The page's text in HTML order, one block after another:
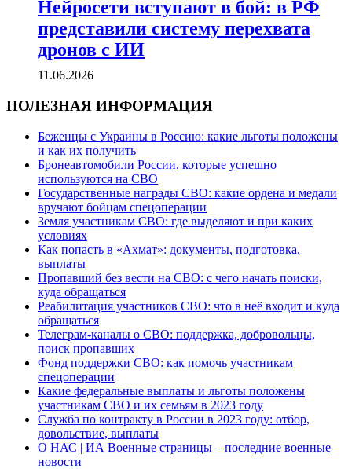
Нейросети вступают в бой: в РФ
представили систему перехвата
дронов с ИИ
11.06.2026
ПОЛЕЗНАЯ ИНФОРМАЦИЯ
Беженцы с Украины в Россию: какие льготы положены
и как их получить
Бронеавтомобили России, которые успешно
используются на СВО
Государственные награды СВО: какие ордена и медали
вручают бойцам спецоперации
Земля участникам СВО: где выделяют и при каких
условиях
Как попасть в «Ахмат»: документы, подготовка,
выплаты
Пропавший без вести на СВО: с чего начать поиски,
куда обращаться
Реабилитация участников СВО: что в неё входит и куда
обращаться
Телеграм-каналы о СВО: поддержка, добровольцы,
поиск пропавших
Фонд поддержки СВО: как помочь участникам
спецоперации
Какие федеральные выплаты и льготы положены
участникам СВО и их семьям в 2023 году
Служба по контракту в России в 2023 году: отбор,
довольствие, выплаты
О НАС | ИА Военные страницы – последние военные
новости